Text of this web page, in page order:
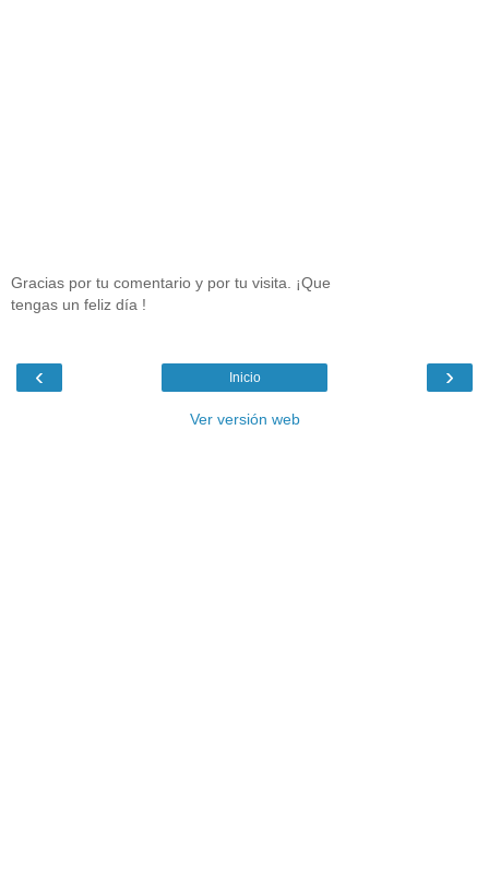
Gracias por tu comentario y por tu visita. ¡Que
tengas un feliz día !
‹ ›
Inicio
Ver versión web